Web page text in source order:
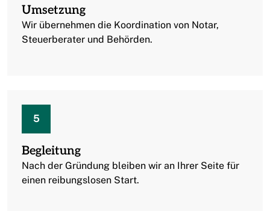
Umsetzung
Wir übernehmen die Koordination von Notar,
Steuerberater und Behörden.
5
Begleitung
Nach der Gründung bleiben wir an Ihrer Seite für
einen reibungslosen Start.